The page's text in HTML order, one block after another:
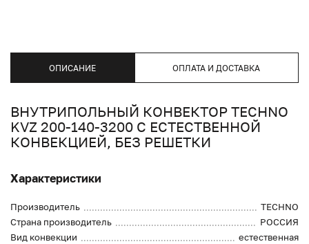
ОПИСАНИЕ ОПЛАТА И ДОСТАВКА
ВНУТРИПОЛЬНЫЙ КОНВЕКТОР TECHNO
KVZ 200-140-3200 С ЕСТЕСТВЕННОЙ
КОНВЕКЦИЕЙ, БЕЗ РЕШЕТКИ
Характеристики
Производитель
TECHNO
Страна производитель
РОССИЯ
Вид конвекции
естественная